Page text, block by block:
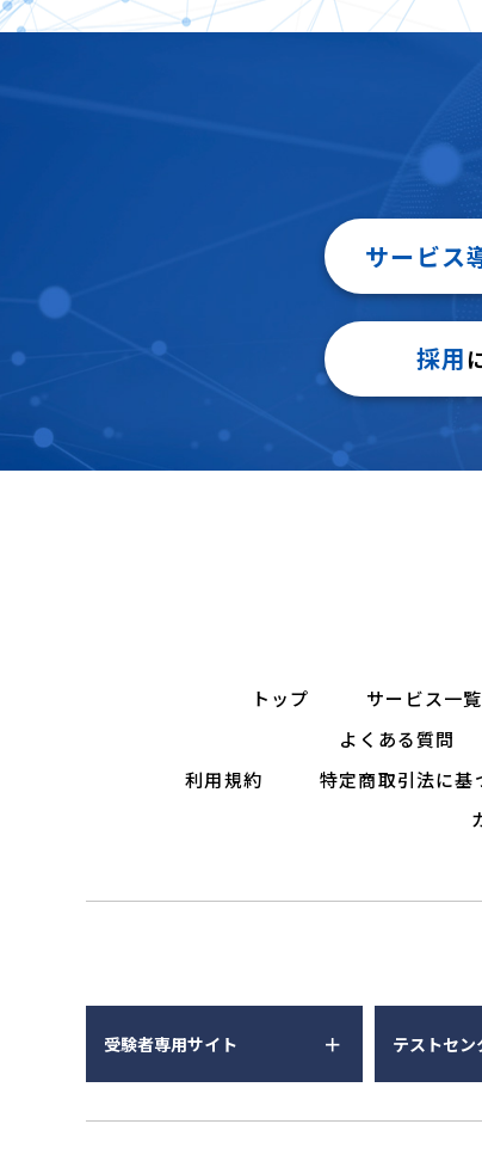
サービス
採用
トップ サービス一覧
よくある質問
利用規約
特定商取引法に基
受験者専用サイト テストセン